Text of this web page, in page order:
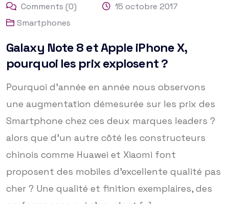
Comments (0)
15 octobre 2017
Smartphones
Galaxy Note 8 et Apple iPhone X,
pourquoi les prix explosent ?
Pourquoi d’année en année nous observons
une augmentation démesurée sur les prix des
Smartphone chez ces deux marques leaders ?
alors que d’un autre côté les constructeurs
chinois comme Huawei et Xiaomi font
proposent des mobiles d’excellente qualité pas
cher ? Une qualité et finition exemplaires, des